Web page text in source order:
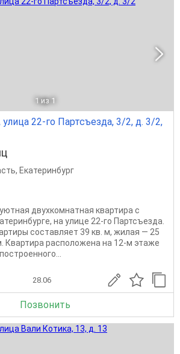
1 из 1
22-го Партсъезда, 3/2, д. 3/2,
, Екатеринбург
двухкомнатная квартира с
на улице 22-го Партсъезда.
составляет 39 кв. м, жилая — 25
Квартира расположена на 12-м этаже
28.06
Позвонить